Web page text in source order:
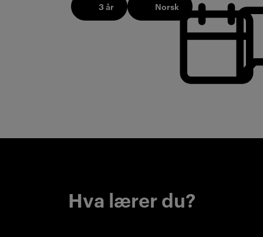
3 år Norsk
Hva lærer du?